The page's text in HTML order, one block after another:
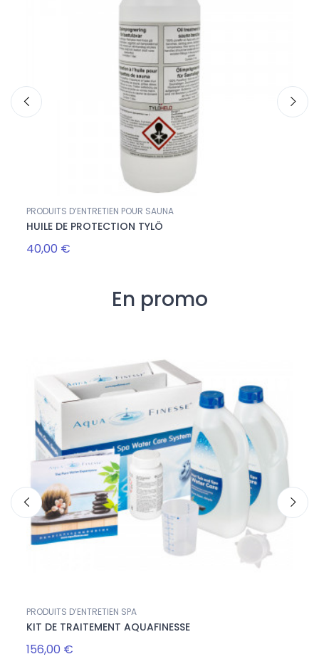
PRODUITS D’ENTRETIEN POUR SAUNA
HUILE DE PROTECTION TYLÖ
40,00 €
En promo
PRODUITS D’ENTRETIEN SPA
KIT DE TRAITEMENT AQUAFINESSE
156,00 €